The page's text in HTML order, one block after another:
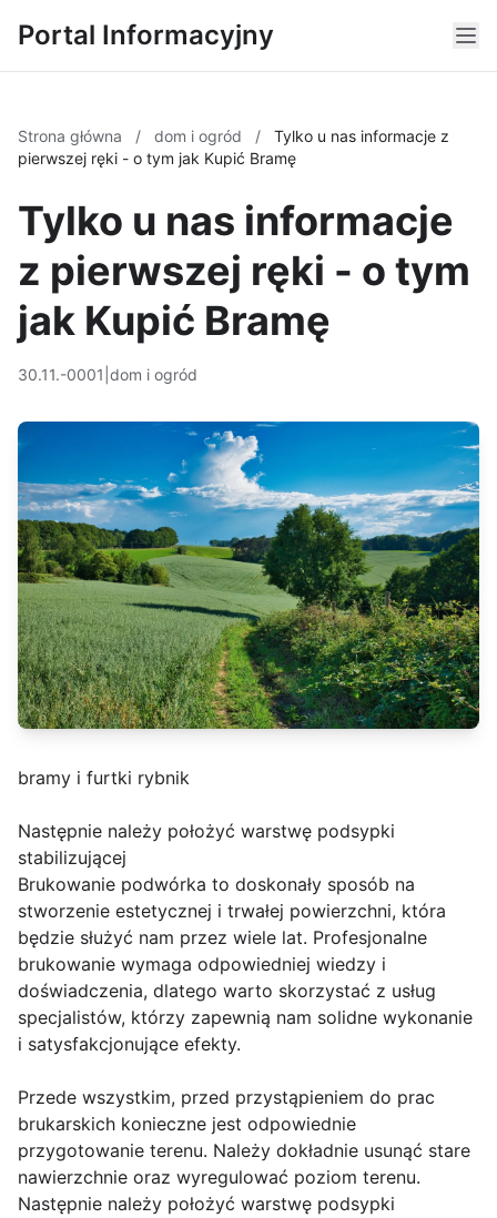
Portal Informacyjny
Strona główna / dom i ogród /
Tylko u nas informacje z
pierwszej ręki - o tym jak Kupić Bramę
Tylko u nas informacje
z pierwszej ręki - o tym
jak Kupić Bramę
30.11.-0001 dom i ogród
bramy i furtki rybnik
Następnie należy położyć warstwę podsypki
stabilizującej
Brukowanie podwórka to doskonały sposób na
stworzenie estetycznej i trwałej powierzchni, która
będzie służyć nam przez wiele lat. Profesjonalne
brukowanie wymaga odpowiedniej wiedzy i
doświadczenia, dlatego warto skorzystać z usług
specjalistów, którzy zapewnią nam solidne wykonanie
i satysfakcjonujące efekty.
Przede wszystkim, przed przystąpieniem do prac
brukarskich konieczne jest odpowiednie
przygotowanie terenu. Należy dokładnie usunąć stare
nawierzchnie oraz wyregulować poziom terenu.
Następnie należy położyć warstwę podsypki